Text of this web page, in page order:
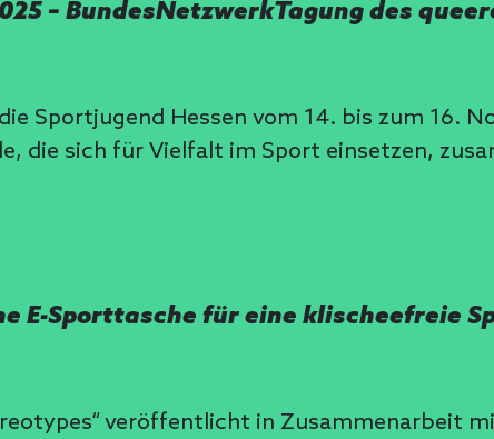
– BundesNetzwerkTagung des
Sportjugend Hessen vom 14. bis zum 16.
die sich für Vielfalt im Sport einsetzen,
E-Sporttasche für eine klischeefreie
veröffentlicht in Zusammenarbeit